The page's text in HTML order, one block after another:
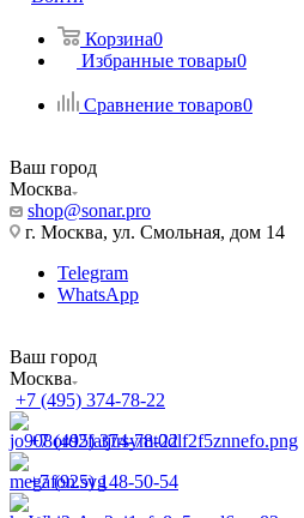
Корзина0
Избранные товары0
Сравнение товаров0
Ваш город
Москва
shop@sonar.pro
г. Москва, ул. Смольная, дом 14
Telegram
WhatsApp
Ваш город
Москва
+7 (495) 374-78-22
+7 (495) 374-78-22
+7 (925) 148-50-54